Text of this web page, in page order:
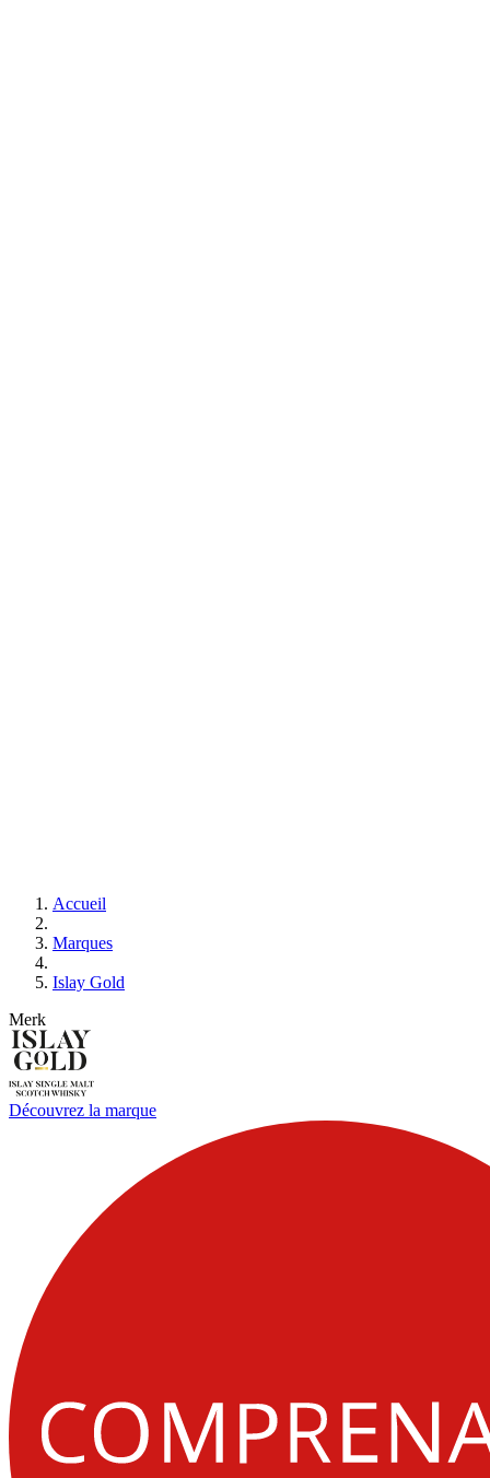
Accueil
Marques
Islay Gold
Merk
Découvrez la marque